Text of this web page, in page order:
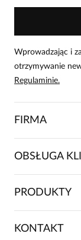
Wprowadzając i
otrzymywanie
Regulaminie.
FIRMA
FRANCZYZA
MAPA WITRYNY
OBSŁUGA
FAQ
PRODUKTY
KONTAKT